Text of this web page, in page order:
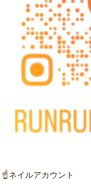
☝ネイルアカウント